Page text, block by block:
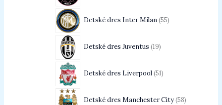
Detské dres Inter Milan 55
Detské dres Juventus 19
Detské dres Liverpool 51
Detské dres Manchester City 58